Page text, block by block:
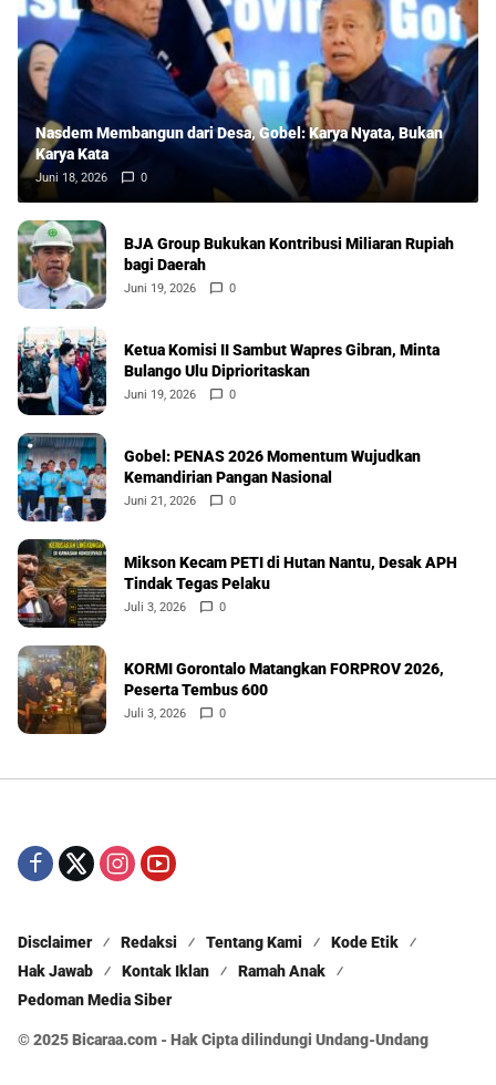
Nasdem Membangun dari Desa, Gobel: Karya Nyata, Bukan
Karya Kata
Juni 18, 2026 0
BJA Group Bukukan Kontribusi Miliaran Rupiah
bagi Daerah
Juni 19, 2026 0
Ketua Komisi II Sambut Wapres Gibran, Minta
Bulango Ulu Diprioritaskan
Juni 19, 2026 0
Gobel: PENAS 2026 Momentum Wujudkan
Kemandirian Pangan Nasional
Juni 21, 2026 0
Mikson Kecam PETI di Hutan Nantu, Desak APH
Tindak Tegas Pelaku
Juli 3, 2026 0
KORMI Gorontalo Matangkan FORPROV 2026,
Peserta Tembus 600
Juli 3, 2026 0
Disclaimer Redaksi Tentang Kami
Kode Etik
Hak Jawab
Kontak Iklan
Ramah Anak
Pedoman Media Siber
© 2025 Bicaraa.com - Hak Cipta dilindungi Undang-Undang